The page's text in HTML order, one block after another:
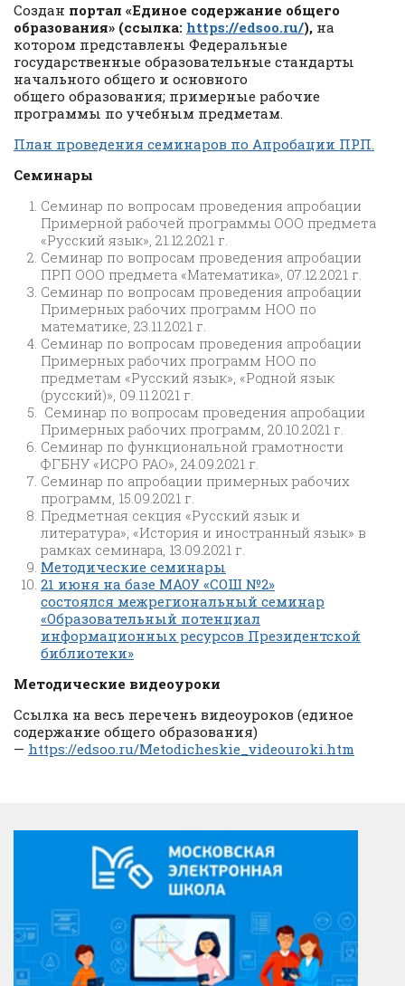
Создан портал «Единое содержание общего
образования» (ссылка: https://edsoo.ru/), на
котором представлены Федеральные
государственные образовательные стандарты
начального общего и основного
общего образования; примерные рабочие
программы по учебным предметам.
План проведения семинаров по Апробации ПРП.
Семинары
Семинар по вопросам проведения апробации
Примерной рабочей программы ООО предмета
«Русский язык», 21.12.2021 г.
Семинар по вопросам проведения апробации
ПРП ООО предмета «Математика», 07.12.2021 г.
Семинар по вопросам проведения апробации
Примерных рабочих программ НОО по
математике, 23.11.2021 г.
Семинар по вопросам проведения апробации
Примерных рабочих программ НОО по
предметам «Русский язык», «Родной язык
(русский)», 09.11.2021 г.
Семинар по вопросам проведения апробации
Примерных рабочих программ, 20.10.2021 г.
Семинар по функциональной грамотности
ФГБНУ «ИСРО РАО», 24.09.2021 г.
Семинар по апробации примерных рабочих
программ, 15.09.2021 г.
Предметная секция «Русский язык и
литература», «История и иностранный язык» в
рамках семинара, 13.09.2021 г.
Методические семинары
21 июня на базе МАОУ «СОШ №2»
состоялся межрегиональный семинар
«Образовательный потенциал
информационных ресурсов Президентской
библиотеки»
Методические видеоуроки
Ссылка на весь перечень видеоуроков (единое
содержание общего образования)
— https://edsoo.ru/Metodicheskie_videouroki.htm